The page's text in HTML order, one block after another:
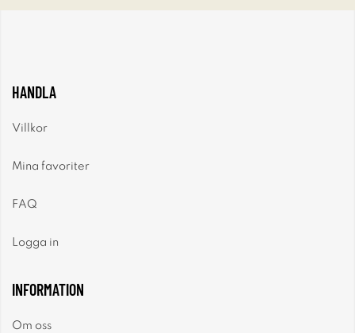
HANDLA
Villkor
Mina favoriter
FAQ
Logga in
INFORMATION
Om oss